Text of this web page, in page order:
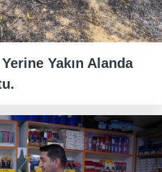
Yakın Alanda